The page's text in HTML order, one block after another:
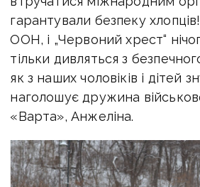
гарантували безпеку
ООН, і „Червоний хрест“
тільки дивляться з
як з наших чоловіків і дітей
наголошує дружина
«Варта», Анжеліна.